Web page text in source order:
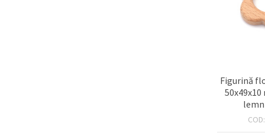
Figurină
COD: